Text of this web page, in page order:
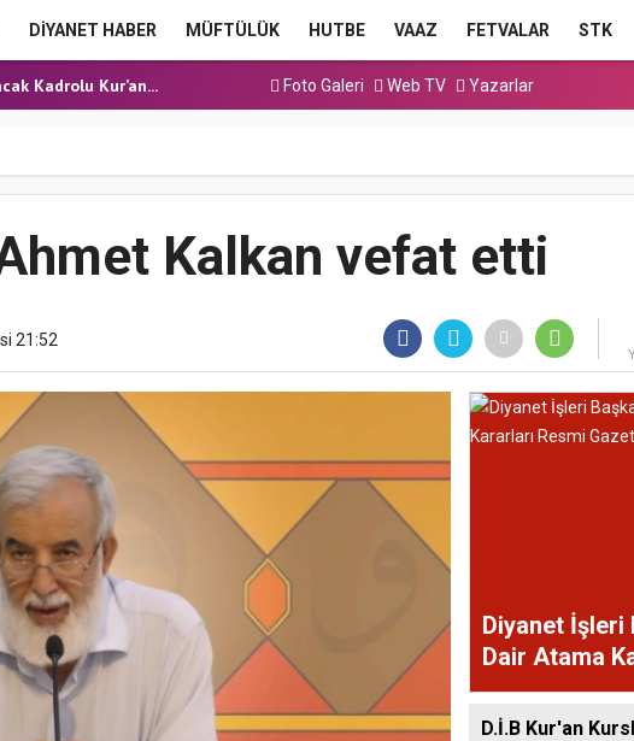
DİYANET HABER MÜFTÜLÜK HUTBE VAAZ FETVALAR STK
Hutbesi
Hutbesi
Kadrolu Kur’an...
(Sözlü) So...
Hutbesi
Hutbesi
Hutbesi
Foto Galeri Web TV Yazarlar
Kalkan vefat etti
21:52
Diyanet İşleri
Dair Atama
Gazete'de
D.İ.B Kur'an